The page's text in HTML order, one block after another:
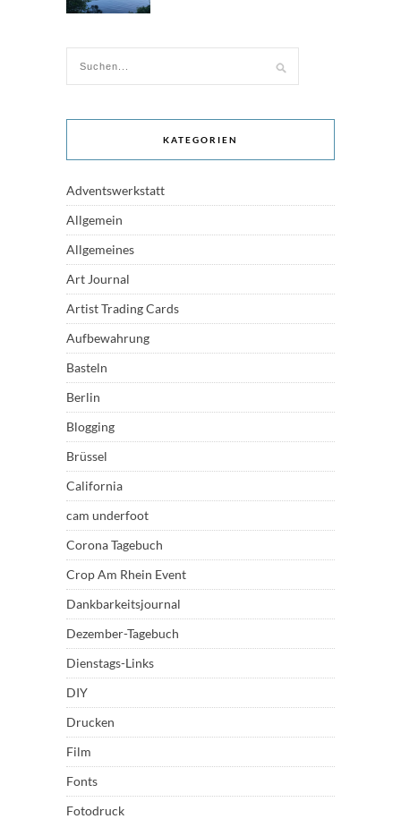
KATEGORIEN
Adventswerkstatt
Allgemein
Allgemeines
Art Journal
Artist Trading Cards
Aufbewahrung
Basteln
Berlin
Blogging
Brüssel
California
cam underfoot
Corona Tagebuch
Crop Am Rhein Event
Dankbarkeitsjournal
Dezember-Tagebuch
Dienstags-Links
DIY
Drucken
Film
Fonts
Fotodruck